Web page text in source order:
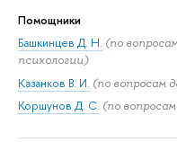
Помощники
Башкинцев Д. Н. (по
психологии)
Казанков В. И. (по вопросам
Коршунов Д. С. (по